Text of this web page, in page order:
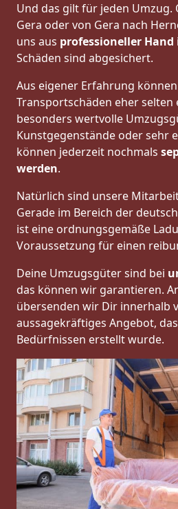
Und das gilt für jeden Umzug.
Gera oder von Gera nach
uns aus professioneller Hand
Schäden sind abgesichert.
Aus eigener Erfahrung
Transportschäden eher selten
besonders wertvolle
Kunstgegenstände oder sehr
können jederzeit nochmals
werden.
Natürlich sind unsere
Gerade im Bereich der
ist eine ordnungsgemäße
Voraussetzung für einen
Deine Umzugsgüter sind bei
das können wir garantieren.
übersenden wir Dir innerhalb
aussagekräftiges Angebot,
Bedürfnissen erstellt wurde.